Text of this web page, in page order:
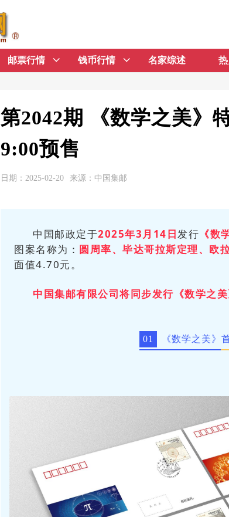
邮票行情 钱币行情 名家综述
第2042期 《数学之美》
9:00预售
日期：2025-02-20 来源：中国集邮
中国邮政定于2025年3月14日发行 《数
图案名称为： 圆周率、 毕达哥拉斯定理、欧
面值4.70元。
中国集邮有限公司将同步发行《数学之美
01 《数学之美》